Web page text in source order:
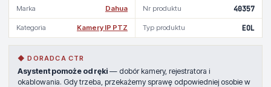
Marka Dahua Nr produktu 40357
Kategoria Kamery IP PTZ Typ produktu EOL
◆ DORADCA CTR
Asystent pomoże od ręki — dobór kamery, rejestratora i
okablowania. Gdy trzeba, przekażemy sprawę odpowiedniej osobie w